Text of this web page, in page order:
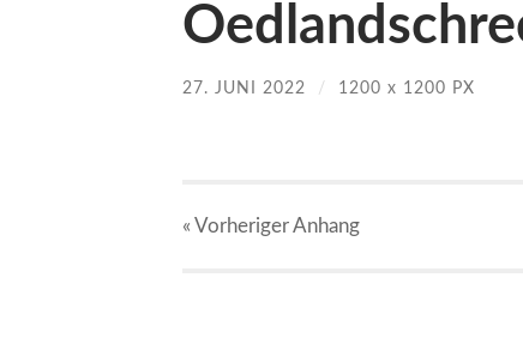
27. JUNI 2022 / 1200 x 1200 PX
« VorherigerAnhang